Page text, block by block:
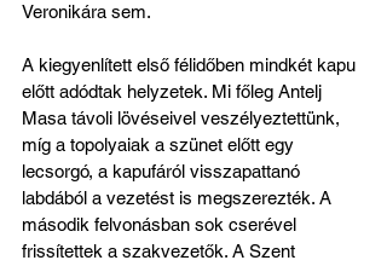
Veronikára sem.
A kiegyenlített első félidőben mindkét kapu
előtt adódtak helyzetek. Mi főleg Antelj
Masa távoli lövéseivel veszélyeztettünk,
míg a topolyaiak a szünet előtt egy
lecsorgó, a kapufáról visszapattanó
labdából a vezetést is megszerezték. A
második felvonásban sok cserével
frissítettek a szakvezetők. A Szent